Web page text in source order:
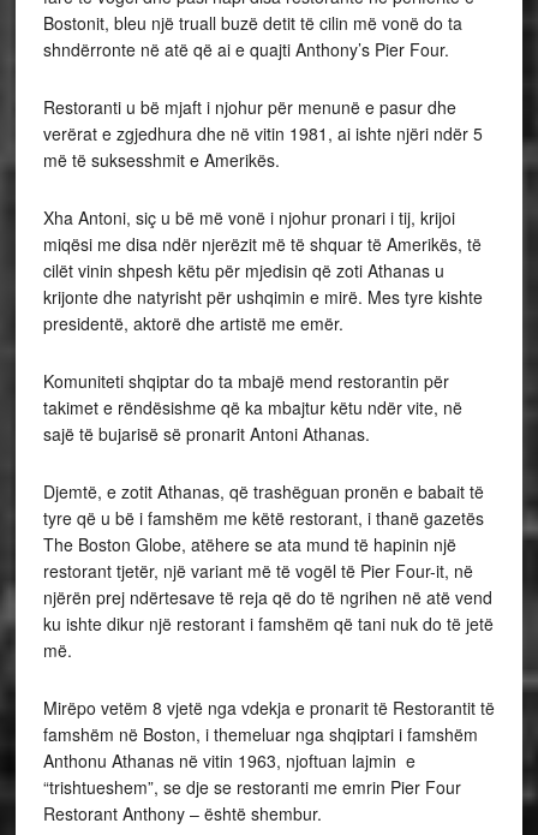
Bostonit, bleu një truall buzë detit të cilin më vonë do ta
shndërronte në atë që ai e quajti Anthony’s Pier Four.
Restoranti u bë mjaft i njohur për menunë e pasur dhe
verërat e zgjedhura dhe në vitin 1981, ai ishte njëri ndër 5
më të suksesshmit e Amerikës.
Xha Antoni, siç u bë më vonë i njohur pronari i tij, krijoi
miqësi me disa ndër njerëzit më të shquar të Amerikës, të
cilët vinin shpesh këtu për mjedisin që zoti Athanas u
krijonte dhe natyrisht për ushqimin e mirë. Mes tyre kishte
presidentë, aktorë dhe artistë me emër.
Komuniteti shqiptar do ta mbajë mend restorantin për
takimet e rëndësishme që ka mbajtur këtu ndër vite, në
sajë të bujarisë së pronarit Antoni Athanas.
Djemtë, e zotit Athanas, që trashëguan pronën e babait të
tyre që u bë i famshëm me këtë restorant, i thanë gazetës
The Boston Globe, atëhere se ata mund të hapinin një
restorant tjetër, një variant më të vogël të Pier Four-it, në
njërën prej ndërtesave të reja që do të ngrihen në atë vend
ku ishte dikur një restorant i famshëm që tani nuk do të jetë
më.
Mirëpo vetëm 8 vjetë nga vdekja e pronarit të Restorantit të
famshëm në Boston, i themeluar nga shqiptari i famshëm
Anthonu Athanas në vitin 1963, njoftuan lajmin e
“trishtueshem”, se dje se restoranti me emrin Pier Four
Restorant Anthony – është shembur.